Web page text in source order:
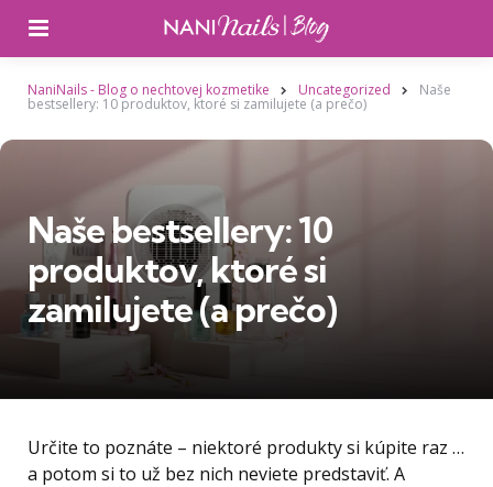
NaniNails - Blog o nechtovej kozmetike Uncategorized Naše
bestsellery: 10 produktov, ktoré si zamilujete (a prečo)
Naše bestsellery: 10
produktov, ktoré si
zamilujete (a prečo)
Určite to poznáte – niektoré produkty si kúpite raz …
a potom si to už bez nich neviete predstaviť. A